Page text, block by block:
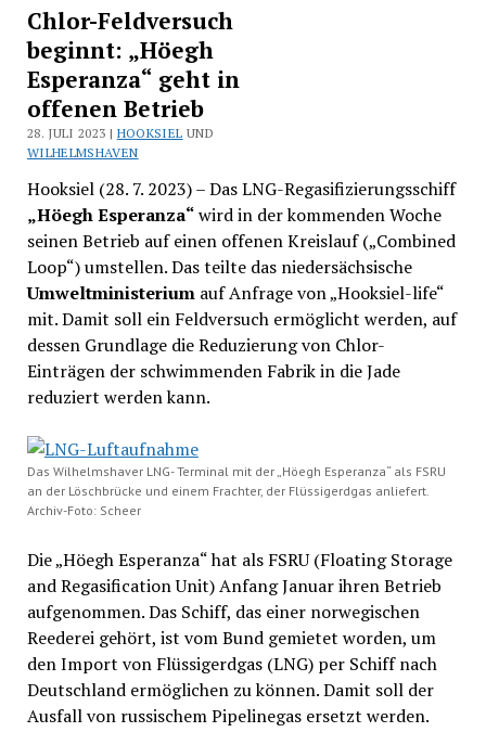
Chlor-Feldversuch
beginnt: „Höegh
Esperanza“ geht in
offenen Betrieb
28. JULI 2023 | HOOKSIEL UND
WILHELMSHAVEN
Hooksiel (28. 7. 2023) – Das LNG-Regasifizierungsschiff
„Höegh Esperanza“wird in der kommenden Woche
seinen Betrieb auf einen offenen Kreislauf („Combined
Loop“) umstellen. Das teilte das niedersächsische
Umweltministerium auf Anfrage von „Hooksiel-life“
mit. Damit soll ein Feldversuch ermöglicht werden, auf
dessen Grundlage die Reduzierung von Chlor-
Einträgen der schwimmenden Fabrik in die Jade
reduziert werden kann.
Das Wilhelmshaver LNG- Terminal mit der „Höegh Esperanza“ als FSRU
an der Löschbrücke und einem Frachter, der Flüssigerdgas anliefert.
Archiv-Foto: Scheer
Die „Höegh Esperanza“ hat als FSRU (Floating Storage
and Regasification Unit) Anfang Januar ihren Betrieb
aufgenommen. Das Schiff, das einer norwegischen
Reederei gehört, ist vom Bund gemietet worden, um
den Import von Flüssigerdgas (LNG) per Schiff nach
Deutschland ermöglichen zu können. Damit soll der
Ausfall von russischem Pipelinegas ersetzt werden.